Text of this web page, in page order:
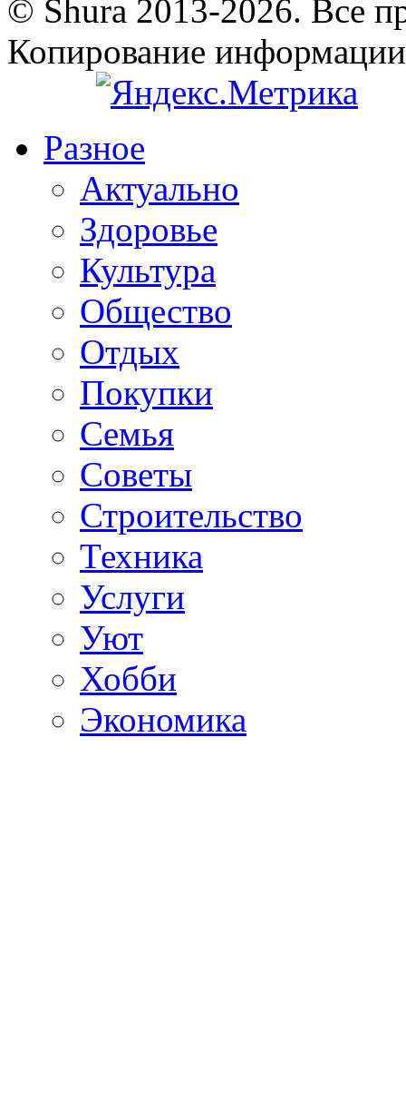
© Shura 2013-2026. Все
Копирование
Разное
Актуально
Здоровье
Культура
Общество
Отдых
Покупки
Семья
Советы
Строительство
Техника
Услуги
Уют
Хобби
Экономика